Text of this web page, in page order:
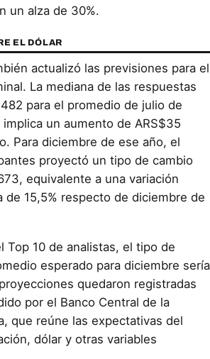
un alza de 30%.
EL DÓLAR
actualizó las previsiones para el
La mediana de las respuestas
para el promedio de julio de
un aumento de ARS$35
Para diciembre de ese año, el
proyectó un tipo de cambio
equivalente a una variación
de 15,5% respecto de diciembre de
Top 10 de analistas, el tipo de
esperado para diciembre sería
quedaron registradas
por el Banco Central de la
que reúne las expectativas del
dólar y otras variables